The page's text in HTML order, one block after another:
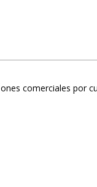
comerciales por